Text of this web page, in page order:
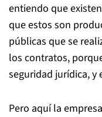
entiendo que
que estos son
públicas que se
los contratos,
seguridad jurídica, y
Pero aquí la